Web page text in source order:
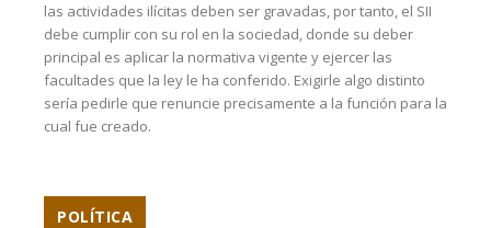
las actividades ilícitas deben ser gravadas, por tanto, el SII
debe cumplir con su rol en la sociedad, donde su deber
principal es aplicar la normativa vigente y ejercer las
facultades que la ley le ha conferido. Exigirle algo distinto
sería pedirle que renuncie precisamente a la función para la
cual fue creado.
POLÍTICA